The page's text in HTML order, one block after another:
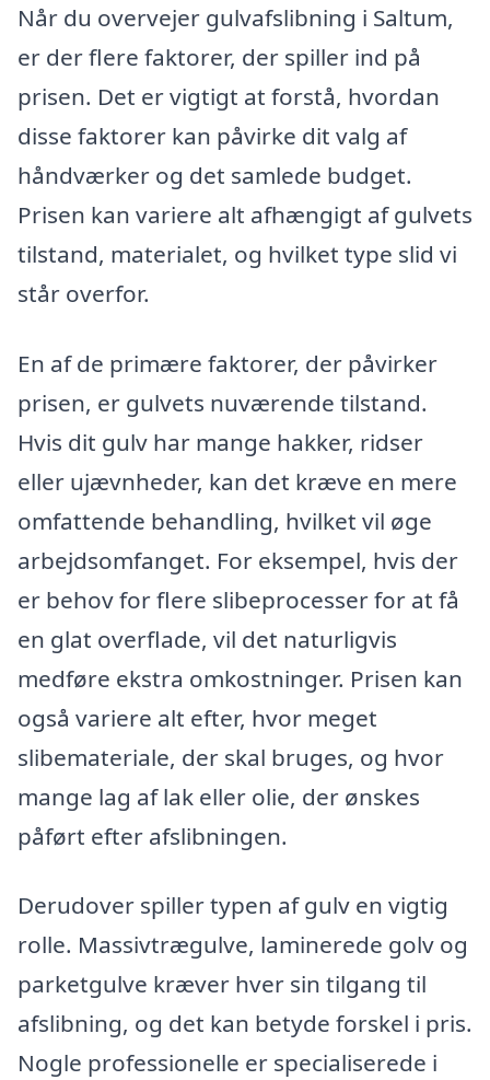
Når du overvejer gulvafslibning i Saltum,
er der flere faktorer, der spiller ind på
prisen. Det er vigtigt at forstå, hvordan
disse faktorer kan påvirke dit valg af
håndværker og det samlede budget.
Prisen kan variere alt afhængigt af gulvets
tilstand, materialet, og hvilket type slid vi
står overfor.
En af de primære faktorer, der påvirker
prisen, er gulvets nuværende tilstand.
Hvis dit gulv har mange hakker, ridser
eller ujævnheder, kan det kræve en mere
omfattende behandling, hvilket vil øge
arbejdsomfanget. For eksempel, hvis der
er behov for flere slibeprocesser for at få
en glat overflade, vil det naturligvis
medføre ekstra omkostninger. Prisen kan
også variere alt efter, hvor meget
slibemateriale, der skal bruges, og hvor
mange lag af lak eller olie, der ønskes
påført efter afslibningen.
Derudover spiller typen af gulv en vigtig
rolle. Massivtrægulve, laminerede golv og
parketgulve kræver hver sin tilgang til
afslibning, og det kan betyde forskel i pris.
Nogle professionelle er specialiserede i